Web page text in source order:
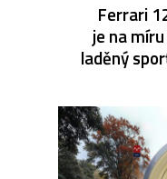
Ferrari
je na
laděný